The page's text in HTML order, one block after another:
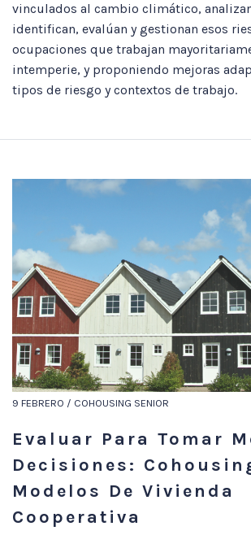
vinculados al cambio climático,
identifican, evalúan y gestionan esos
ocupaciones que trabajan
intemperie, y proponiendo mejoras
tipos de riesgo y contextos de trabajo.
9 FEBRERO / COHOUSING SENIOR
Evaluar Para Tomar
Decisiones:
Modelos De Vivienda
Cooperativa